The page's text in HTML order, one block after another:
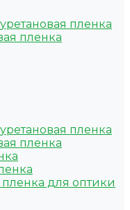
пленка
пленка
пленка
пленка
для оптики